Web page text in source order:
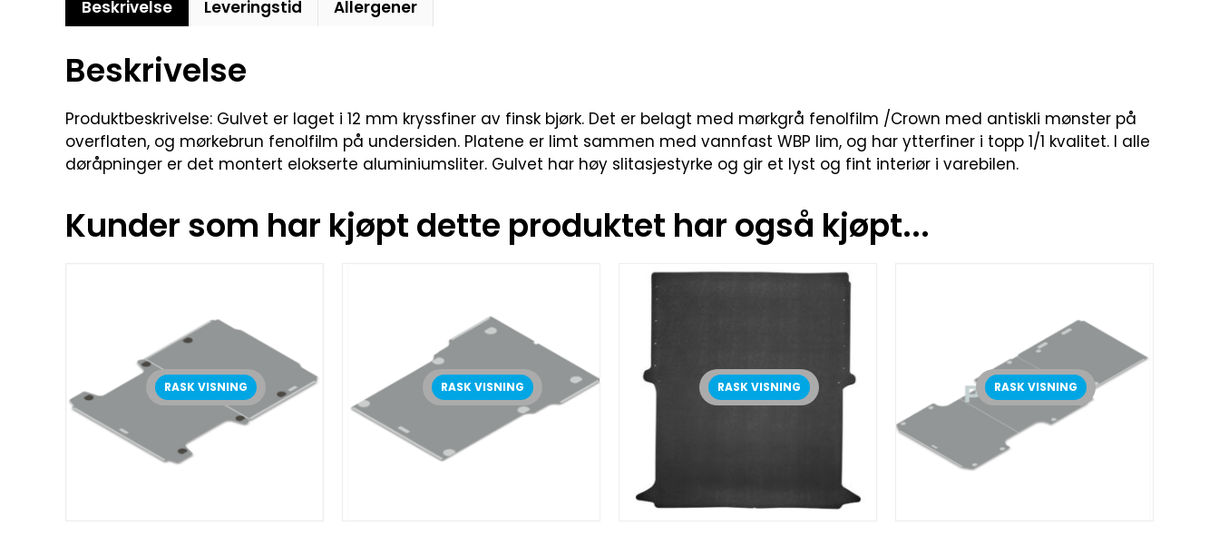
Beskrivelse Leveringstid Allergener
Beskrivelse
Produktbeskrivelse: Gulvet er laget i 12 mm kryssfiner av finsk bjørk. Det er belagt med mørkgrå fenolfilm /Crown med antiskli mønster på
overflaten, og mørkebrun fenolfilm på undersiden. Platene er limt sammen med vannfast WBP lim, og har ytterfiner i topp 1/1 kvalitet. I alle
døråpninger er det montert elokserte aluminiumsliter. Gulvet har høy slitasjestyrke og gir et lyst og fint interiør i varebilen.
Kunder som har kjøpt dette produktet har også kjøpt...
RASK VISNING RASK VISNING RASK VISNING RASK VISNING